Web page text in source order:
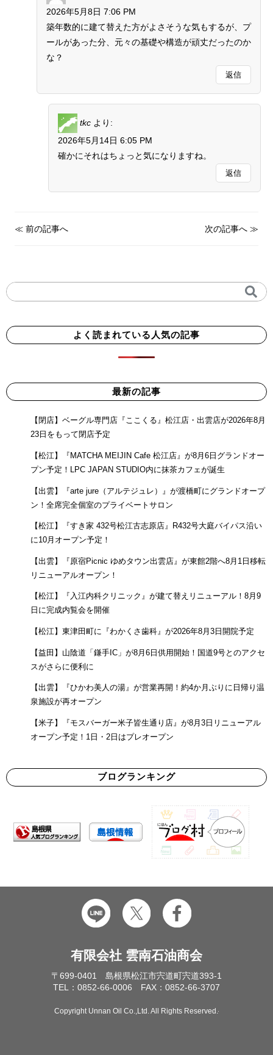
2026年5月8日 7:06 PM
築年数的に建て替えた方がよさそうな気もするが、プ
ールがあった分、元々の基礎や構造が頑丈だったのか
な？
返信
tkc より:
2026年5月14日 6:05 PM
確かにそれはちょっと気になりますね。
返信
≪前の記事へ 次の記事へ≫
よく読まれている人気の記事
最新の記事
【閉店】ベーグル専門店『ここくる』松江店・出雲店が2026年8月
23日をもって閉店予定
【松江】『MATCHA MEIJIN Cafe 松江店』が8月6日グランドオー
プン予定！LPC JAPAN STUDIO内に抹茶カフェが誕生
【出雲】『arte jure（アルテジュレ）』が渡橋町にグランドオープ
ン！全席完全個室のプライベートサロン
【松江】『すき家 432号松江古志原店』R432号大庭バイパス沿い
に10月オープン予定！
【出雲】『原宿Picnic ゆめタウン出雲店』が東館2階へ8月1日移転
リニューアルオープン！
【松江】『入江内科クリニック』が建て替えリニューアル！8月9
日に完成内覧会を開催
【松江】東津田町に『わかくさ歯科』が2026年8月3日開院予定
【益田】山陰道「鎌手IC」が8月6日供用開始！国道9号とのアクセ
スがさらに便利に
【出雲】『ひかわ美人の湯』が営業再開！約4か月ぶりに日帰り温
泉施設が再オープン
【米子】『モスバーガー米子皆生通り店』が8月3日リニューアル
オープン予定！1日・2日はプレオープン
ブログランキング
有限会社 雲南石油商会
〒699-0401 島根県松江市宍道町宍道393-1
TEL：0852-66-0006 FAX：0852-66-3707
Copyright Unnan Oil Co.,Ltd. All Rights Reserved.